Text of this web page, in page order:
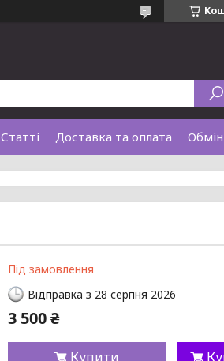
Статті Доставка та оплата
Під замовлення
Відправка з 28 серпня 2026
3 500 ₴
Купити